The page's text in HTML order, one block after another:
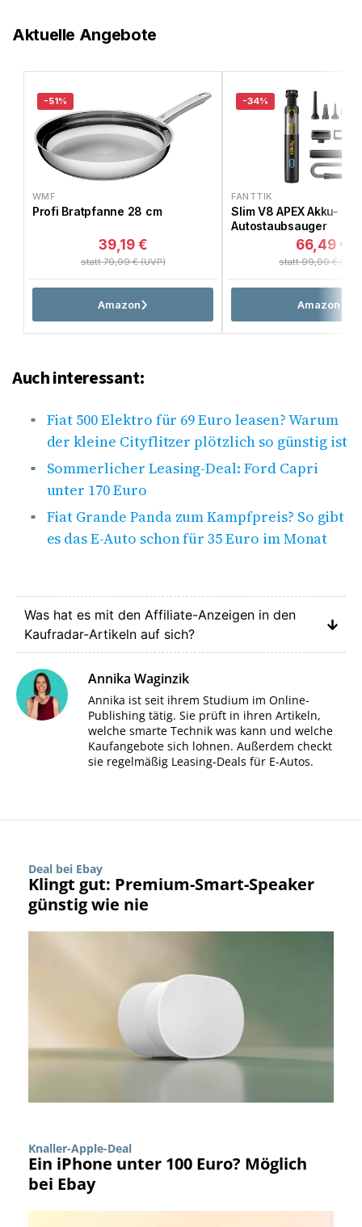
Aktuelle Angebote
-51%
WMF
Profi Bratpfanne 28 cm
statt 79,99 € (UVP)
39,19 €
Amazon
-34%
FANTTIK
Slim V8 APEX Akku-
Autostaubsauger
statt 99,99 €
66,49 €
Amazon
Auch interessant:
Fiat 500 Elektro für 69 Euro leasen? Warum
der kleine Cityflitzer plötzlich so günstig ist
Sommerlicher Leasing-Deal: Ford Capri
unter 170 Euro
Fiat Grande Panda zum Kampfpreis? So gibt
es das E-Auto schon für 35 Euro im Monat
Was hat es mit den Affiliate-Anzeigen in den
Kaufradar-Artikeln auf sich?
Annika Waginzik
Annika ist seit ihrem Studium im Online-
Publishing tätig. Sie prüft in ihren Artikeln,
welche smarte Technik was kann und welche
Kaufangebote sich lohnen. Außerdem checkt
sie regelmäßig Leasing-Deals für E-Autos.
Deal bei Ebay
Klingt gut: Premium-Smart-Speaker
günstig wie nie
Knaller-Apple-Deal
Ein iPhone unter 100 Euro? Möglich
bei Ebay